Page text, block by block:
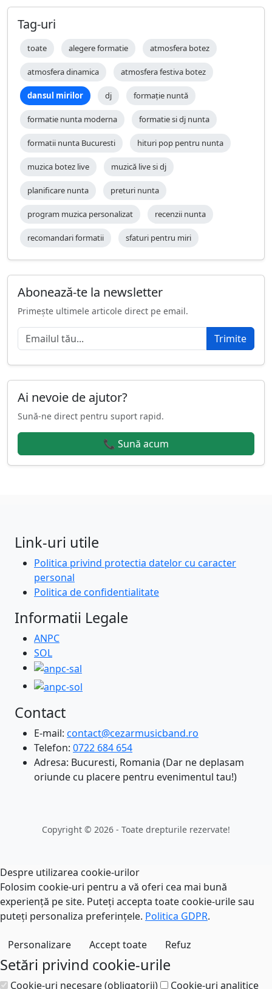
Tag-uri
toate alegere formatie atmosfera botez
atmosfera dinamica atmosfera festiva botez
dansul mirilor dj formație nuntă
formatie nunta moderna formatie si dj nunta
formatii nunta Bucuresti hituri pop pentru nunta
muzica botez live muzică live si dj
planificare nunta preturi nunta
program muzica personalizat recenzii nunta
recomandari formatii sfaturi pentru miri
Abonează-te la newsletter
Primește ultimele articole direct pe email.
Trimite
Ai nevoie de ajutor?
Sună-ne direct pentru suport rapid.
📞 Sună acum
Link-uri utile
Politica privind protectia datelor cu caracter
personal
Politica de confidentialitate
Informatii Legale
ANPC
SOL
Contact
E-mail: contact@cezarmusicband.ro
Telefon: 0722 684 654
Adresa: Bucuresti, Romania (Dar ne deplasam
oriunde cu placere pentru evenimentul tau!)
Copyright © 2026 - Toate drepturile rezervate!
Despre utilizarea cookie-urilor
Folosim cookie-uri pentru a vă oferi cea mai bună
experiență pe site. Puteți accepta toate cookie-urile sau
puteți personaliza preferințele. Politica GDPR.
Personalizare Accept toate Refuz
Setări privind cookie-urile
Cookie-uri necesare (obligatorii) Cookie-uri analitice